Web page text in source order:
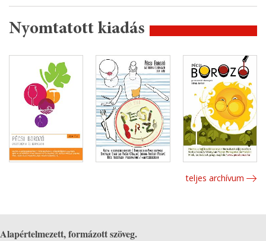
Nyomtatott kiadás
teljes archívum
Alapértelmezett, formázott szöveg.